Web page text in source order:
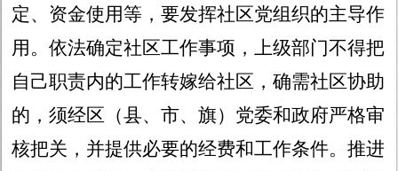
定、资金使用等，要发挥社区党组织的主导作
用。依法确定社区工作事项，上级部门不得把
自己职责内的工作转嫁给社区，确需社区协助
的，须经区（县、市、旗）党委和政府严格审
核把关，并提供必要的经费和工作条件。推进